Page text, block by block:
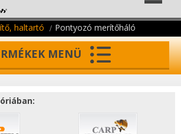
haltartó Pontyozó merítőháló
MENÜ